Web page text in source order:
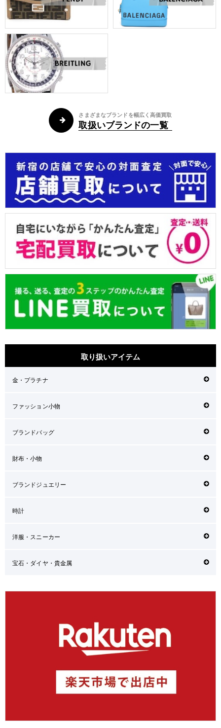
さまざまなブランドを幅広く高価買取
取扱いブランドの一覧
取り扱いアイテム
金・プラチナ
ファッション小物
ブランドバッグ
財布・小物
ブランドジュエリー
時計
洋服・スニーカー
宝石・ダイヤ・貴金属